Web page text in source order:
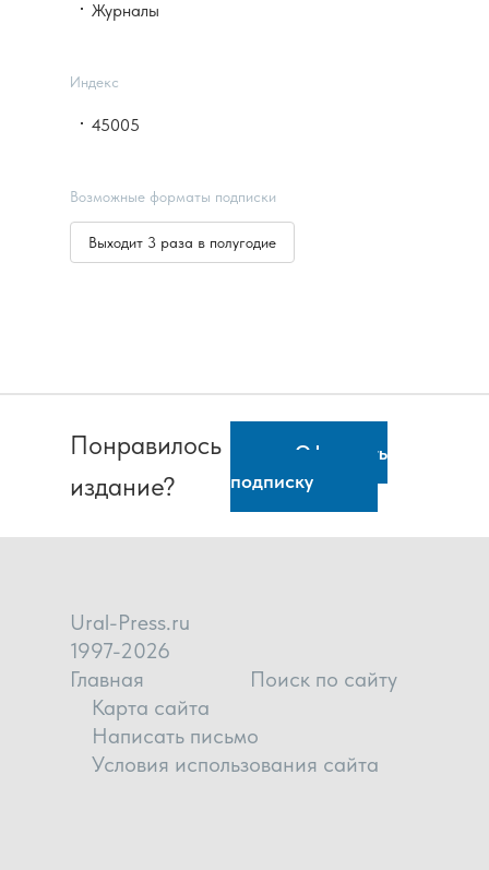
Журналы
Индекс
45005
Возможные форматы подписки
Выходит 3 раза в полугодие
Понравилось
издание?
Оформить
подписку
Ural-Press.ru
1997-2026
Главная
Поиск по сайту
Карта сайта
Написать письмо
Условия использования сайта